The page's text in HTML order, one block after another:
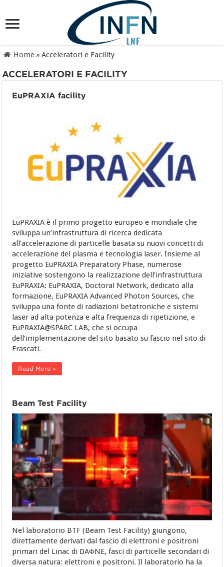
Home » Acceleratori e Facility
ACCELERATORI E FACILITY
EuPRAXIA facility
EuPRAXIA è il primo progetto europeo e mondiale che
sviluppa un’infrastruttura di ricerca dedicata
all’accelerazione di particelle basata su nuovi concetti di
accelerazione del plasma e tecnologia laser. Insieme al
progetto EuPRAXIA Preparatory Phase, numerose
iniziative sostengono la realizzazione dell’infrastruttura
EuPRAXIA: EuPRAXIA, Doctoral Network, dedicato alla
formazione, EuPRAXIA Advanced Photon Sources, che
sviluppa una fonte di radiazioni betatroniche e sistemi
laser ad alta potenza e alta frequenza di ripetizione, e
EuPRAXIA@SPARC LAB, che si occupa
dell’implementazione del sito basato su fascio nel sito di
Frascati.
Read More »
Beam Test Facility
Nel laboratorio BTF (Beam Test Facility) giungono,
direttamente derivati dal fascio di elettroni e positroni
primari del Linac di DAΦNE, fasci di particelle secondari di
diversa natura: elettroni e positroni. Il laboratorio ha la